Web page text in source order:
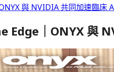
與 NVIDIA 共同加速臨床
｜ONYX 與